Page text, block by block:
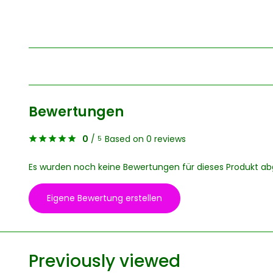
Bewertungen
0 / 5 Based on 0 reviews
Es wurden noch keine Bewertungen für dieses Produkt
Eigene Bewertung erstellen
Previously viewed